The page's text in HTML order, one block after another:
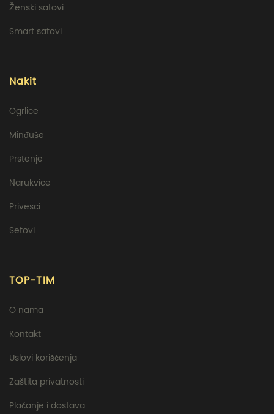
Ženski satovi
Smart satovi
Nakit
Ogrlice
Minđuše
Prstenje
Narukvice
Privesci
Setovi
TOP-TIM
O nama
Kontakt
Uslovi korišćenja
Zaštita privatnosti
Plaćanje i dostava